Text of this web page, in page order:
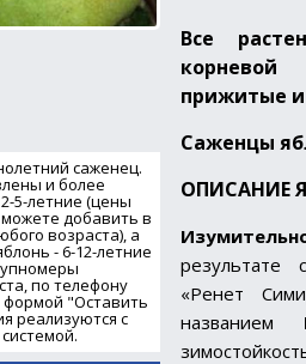
саженец.
и более
5-летние (цены
добавить в
возраста), а
- 6-12-летние
по телефону
формой "Оставить
реализуются с
Все
прижитые
Саженцы
ОПИСАНИЕ
результате
«Ренет
названием